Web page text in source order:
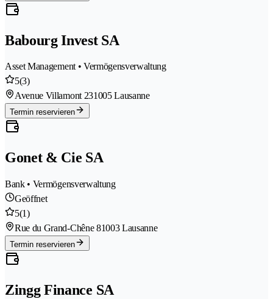
Babourg Invest SA
Asset Management • Vermögensverwaltung
5(3)
Avenue Villamont 231005 Lausanne
Termin reservieren
Gonet & Cie SA
Bank • Vermögensverwaltung
Geöffnet
5(1)
Rue du Grand-Chêne 81003 Lausanne
Termin reservieren
Zingg Finance SA